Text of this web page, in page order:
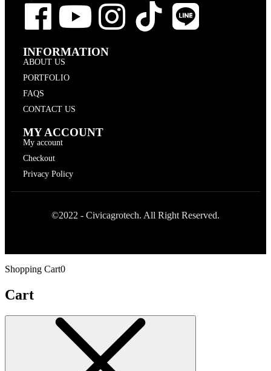
INFORMATION
ABOUT US
PORTFOLIO
FAQS
CONTACT US
MY ACCOUNT
My account
Checkout
Privacy Policy
©2022 - Civicagrotech. All Right Reserved.
Shopping Cart0
Cart